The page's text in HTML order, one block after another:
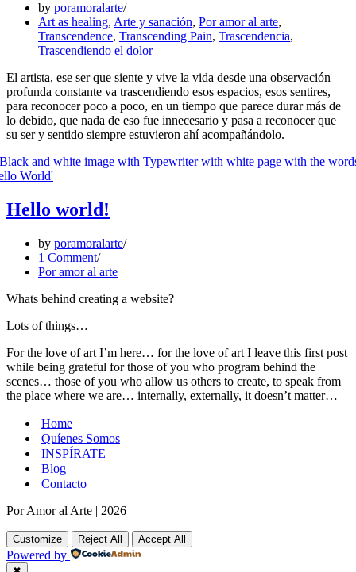
by poramoralarte
Art as healing, Arte y sanación, Por amor al arte,
Transcendence, Transcending Pain, Trascendencia,
Trascendiendo el dolor
El artista, ese ser que siente y vive la vida desde una observación
profunda constante va trascendiendo esos espacios, esos sentires,
para reconocer poco a poco, en un tiempo que parece durar más de
lo debido, que nada de eso fue innecesario y pasa a reconocer que
su ser y sentido siempre estuvieron ahí acompañándolo.
Hello world!
by poramoralarte
1 Comment
Por amor al arte
Whats behind creating a website?
Lots of things…
For the love of art I’m here… for the love of art I leave this first post
while being grateful for those of you who program behind the
scenes… those of you who allow us others to create, to speak from
the place where we are… internally, externally, it doesn’t matter…
Home
Quíenes Somos
INSPÍRATE
Blog
Contacto
Por Amor al Arte | 2026
Customize Reject All Accept All
Powered by